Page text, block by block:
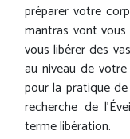
préparer votre
mantras vont
vous libérer des
au niveau de
pour la pratique
recherche de
terme libération.